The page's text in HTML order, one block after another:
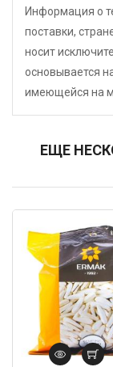
Информация о
поставки,
носит
основывается
имеющейся на
ЕЩЕ